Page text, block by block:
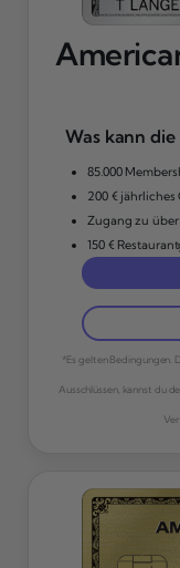
Was kann
85.000
200 €
Zugang zu über
150 €
*Es gelten Bedingungen.
Ausschlüssen, kannst du